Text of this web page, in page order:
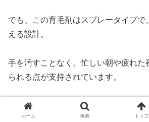
でも、この育毛剤はスプレータイプで
える設計。
手を汚すことなく、忙しい朝や疲れた
られる点が支持されています。
しかも、液だれしにくい処方なので、
トレスもなし。
ホーム 検索 トップ